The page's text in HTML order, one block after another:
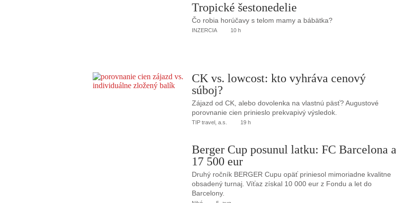
Tropické šestonedelie
Čo robia horúčavy s telom mamy a bábätka?
INZERCIA 10 h
CK vs. lowcost: kto vyhráva cenový
súboj?
Zájazd od CK, alebo dovolenka na vlastnú päsť? Augustové
porovnanie cien prinieslo prekvapivý výsledok.
TIP travel, a.s. 19 h
Berger Cup posunul latku: FC Barcelona a
17 500 eur
Druhý ročník BERGER Cupu opäť priniesol mimoriadne kvalitne
obsadený turnaj. Víťaz získal 10 000 eur z Fondu a let do
Barcelony.